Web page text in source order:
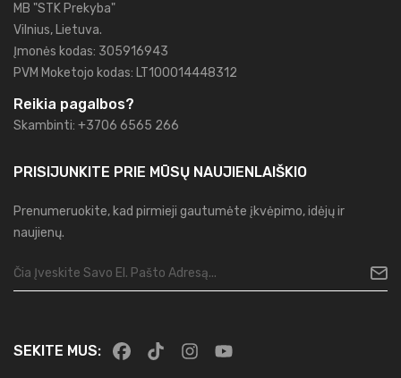
MB "STK Prekyba"
Vilnius, Lietuva.
Įmonės kodas: 305916943
PVM Moketojo kodas: LT100014448312
Reikia pagalbos?
Skambinti: +3706 6565 266
PRISIJUNKITE PRIE MŪSŲ NAUJIENLAIŠKIO
Prenumeruokite, kad pirmieji gautumėte įkvėpimo, idėjų ir
naujienų.
SEKITE MUS: